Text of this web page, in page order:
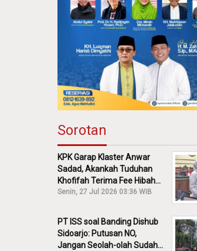
Sorotan
KPK Garap Klaster Anwar
Sadad, Akankah Tuduhan
Khofifah Terima Fee Hibah
30% Diusut?
Senin, 27 Jul 2026 03:36 WIB
PT ISS soal Banding Dishub
Sidoarjo: Putusan NO,
Jangan Seolah-olah Sudah